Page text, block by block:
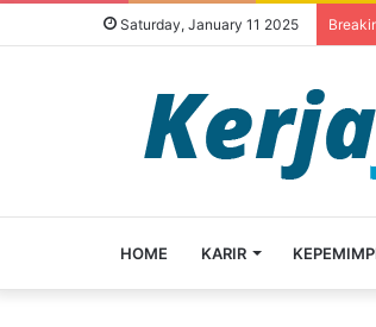
Saturday, January 11 2025
HOME KARIR